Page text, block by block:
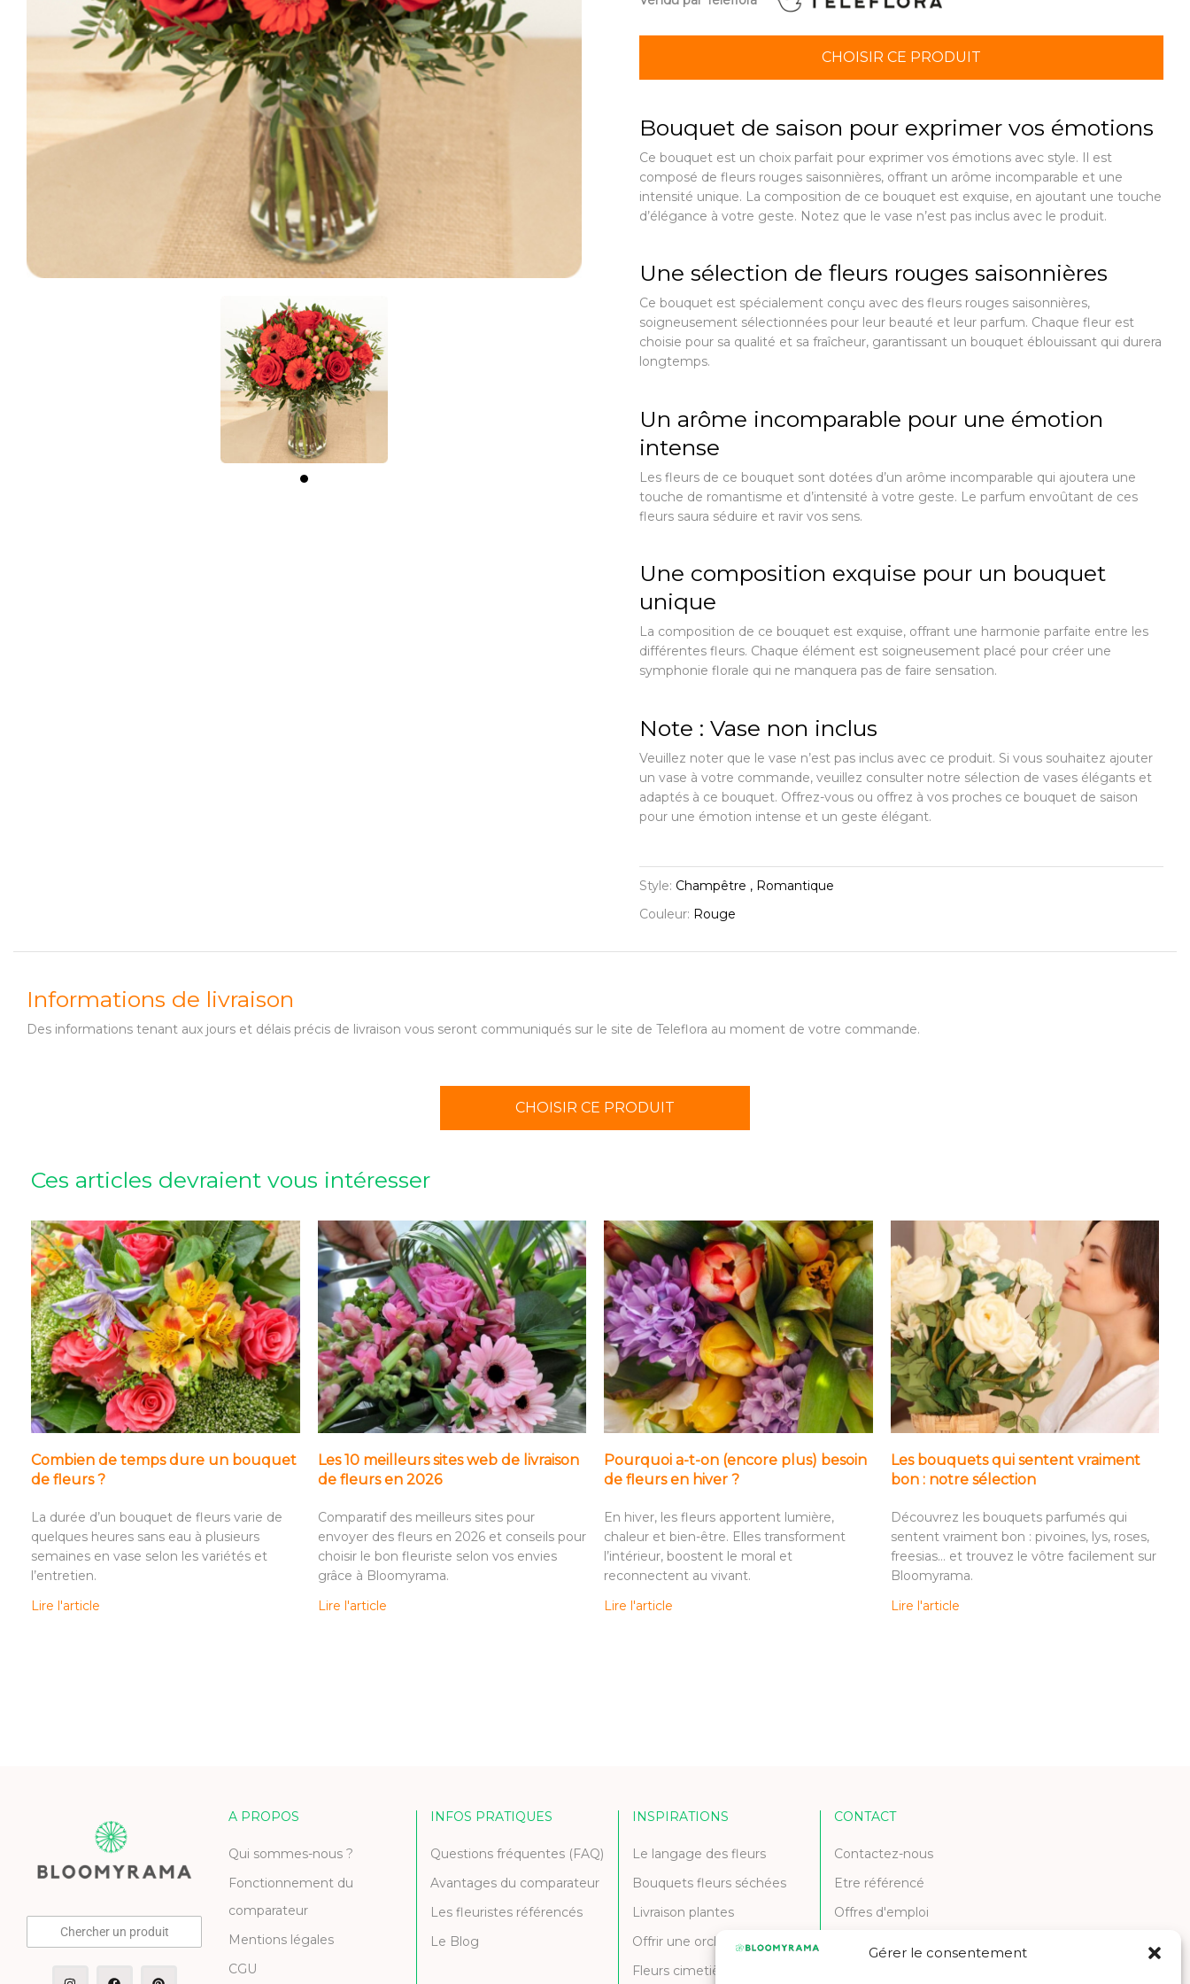
Gérer le consentement
CHOISIR CE PRODUIT
Bouquet de saison pour exprimer vos émotions
Ce bouquet est un choix parfait pour exprimer vos émotions avec style. Il est
composé de fleurs rouges saisonnières, offrant un arôme incomparable et une
intensité unique. La composition de ce bouquet est exquise, en ajoutant une touche
d’élégance à votre geste. Notez que le vase n’est pas inclus avec le produit.
Une sélection de fleurs rouges saisonnières
Ce bouquet est spécialement conçu avec des fleurs rouges saisonnières,
soigneusement sélectionnées pour leur beauté et leur parfum. Chaque fleur est
choisie pour sa qualité et sa fraîcheur, garantissant un bouquet éblouissant qui durera
longtemps.
Un arôme incomparable pour une émotion
intense
Les fleurs de ce bouquet sont dotées d’un arôme incomparable qui ajoutera une
touche de romantisme et d’intensité à votre geste. Le parfum envoûtant de ces
fleurs saura séduire et ravir vos sens.
Une composition exquise pour un bouquet
unique
La composition de ce bouquet est exquise, offrant une harmonie parfaite entre les
différentes fleurs. Chaque élément est soigneusement placé pour créer une
symphonie florale qui ne manquera pas de faire sensation.
Note : Vase non inclus
Veuillez noter que le vase n’est pas inclus avec ce produit. Si vous souhaitez ajouter
un vase à votre commande, veuillez consulter notre sélection de vases élégants et
adaptés à ce bouquet. Offrez-vous ou offrez à vos proches ce bouquet de saison
pour une émotion intense et un geste élégant.
Style: Champêtre , Romantique
Couleur: Rouge
Informations de livraison
Des informations tenant aux jours et délais précis de livraison vous seront communiqués sur le site de Teleflora au moment de votre commande.
CHOISIR CE PRODUIT
Ces articles devraient vous intéresser
Combien de temps dure un bouquet
de fleurs ?
La durée d’un bouquet de fleurs varie de
quelques heures sans eau à plusieurs
semaines en vase selon les variétés et
l’entretien.
Lire l'article
Les 10 meilleurs sites web de livraison
de fleurs en 2026
Comparatif des meilleurs sites pour
envoyer des fleurs en 2026 et conseils pour
choisir le bon fleuriste selon vos envies
grâce à Bloomyrama.
Lire l'article
Pourquoi a-t-on (encore plus) besoin
de fleurs en hiver ?
En hiver, les fleurs apportent lumière,
chaleur et bien-être. Elles transforment
l’intérieur, boostent le moral et
reconnectent au vivant.
Lire l'article
Les bouquets qui sentent vraiment
bon : notre sélection
Découvrez les bouquets parfumés qui
sentent vraiment bon : pivoines, lys, roses,
freesias… et trouvez le vôtre facilement sur
Bloomyrama.
Lire l'article
Chercher un produit
A PROPOS
Qui sommes-nous ?
Fonctionnement du
comparateur
Mentions légales
CGU
INFOS PRATIQUES
Questions fréquentes (FAQ)
Avantages du comparateur
Les fleuristes référencés
Le Blog
INSPIRATIONS
Le langage des fleurs
Bouquets fleurs séchées
Livraison plantes
Offrir une orchidée
Fleurs cimetière et deuil
CONTACT
Contactez-nous
Etre référencé
Offres d'emploi